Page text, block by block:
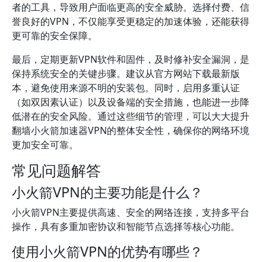
者的工具，导致用户面临更高的安全威胁。选择付费、信
誉良好的VPN，不仅能享受更稳定的加速体验，还能获得
更可靠的安全保障。
最后，定期更新VPN软件和固件，及时修补安全漏洞，是
保持系统安全的关键步骤。建议从官方网站下载最新版
本，避免使用来源不明的安装包。同时，启用多重认证
（如双因素认证）以及设备端的安全措施，也能进一步降
低潜在的安全风险。通过这些细节的管理，可以大大提升
翻墙小火箭加速器VPN的整体安全性，确保你的网络环境
更加安全可靠。
常见问题解答
小火箭VPN的主要功能是什么？
小火箭VPN主要提供高速、安全的网络连接，支持多平台
操作，具有多重加密协议和智能节点选择等核心功能。
使用小火箭VPN的优势有哪些？